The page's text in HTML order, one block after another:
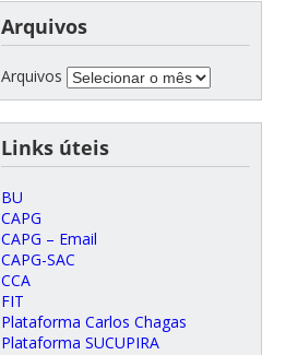
Arquivos
Arquivos
Links úteis
BU
CAPG
CAPG – Email
CAPG-SAC
CCA
FIT
Plataforma Carlos Chagas
Plataforma SUCUPIRA